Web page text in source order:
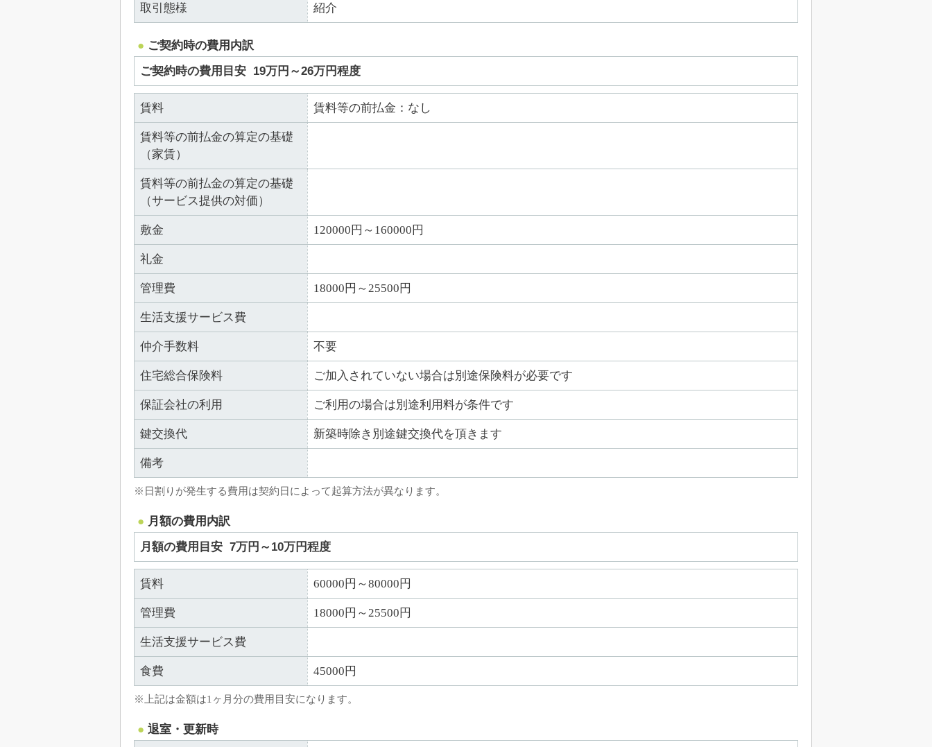
取引態様 紹介
ご契約時の費用内訳
ご契約時の費用目安 19万円～26万円程度
賃料 賃料等の前払金：なし
賃料等の前払金の算定の基礎
（家賃）
賃料等の前払金の算定の基礎
（サービス提供の対価）
敷金 120000円～160000円
礼金
管理費 18000円～25500円
生活支援サービス費
仲介手数料 不要
住宅総合保険料 ご加入されていない場合は別途保険料が必要です
保証会社の利用 ご利用の場合は別途利用料が条件です
鍵交換代 新築時除き別途鍵交換代を頂きます
備考
※日割りが発生する費用は契約日によって起算方法が異なります。
月額の費用内訳
月額の費用目安 7万円～10万円程度
賃料 60000円～80000円
管理費 18000円～25500円
生活支援サービス費
食費 45000円
※上記は金額は1ヶ月分の費用目安になります。
退室・更新時